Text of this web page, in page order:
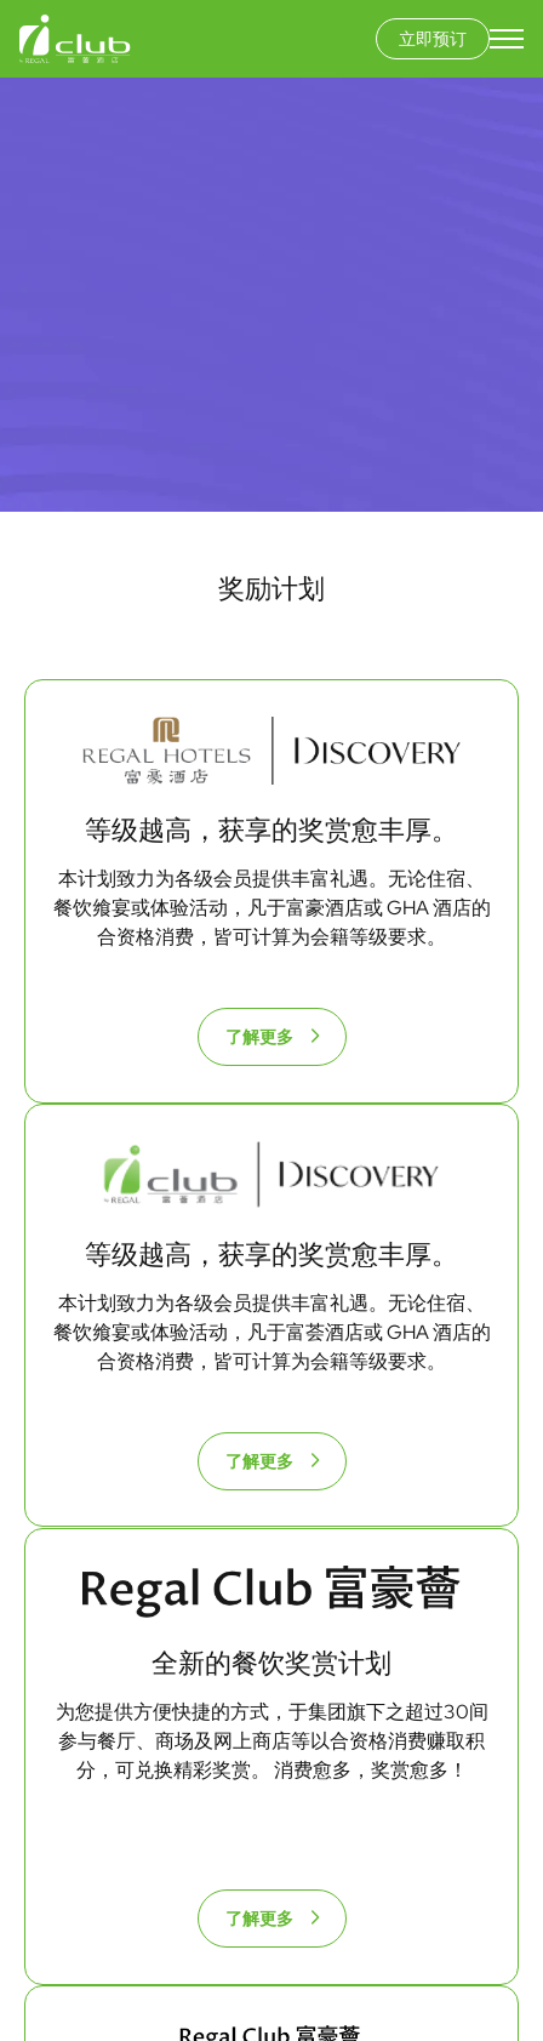
立即预订
menu
奖励计划
等级越高，获享的奖赏愈丰厚。
本计划致力为各级会员提供丰富礼遇。无论住宿、
餐饮飨宴或体验活动，凡于富豪酒店或 GHA 酒店的
合资格消费，皆可计算为会籍等级要求。
了解更多
等级越高，获享的奖赏愈丰厚。
本计划致力为各级会员提供丰富礼遇。无论住宿、
餐饮飨宴或体验活动，凡于富荟酒店或 GHA 酒店的
合资格消费，皆可计算为会籍等级要求。
了解更多
全新的餐饮奖赏计划
为您提供方便快捷的方式，于集团旗下之超过30间
参与餐厅、商场及网上商店等以合资格消费赚取积
分，可兑换精彩奖赏。 消费愈多，奖赏愈多！
了解更多